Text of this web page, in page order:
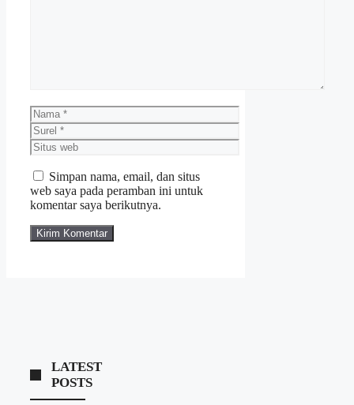
Nama
Surel
Situs
web
Simpan nama, email, dan situs
web saya pada peramban ini untuk
komentar saya berikutnya.
LATEST
POSTS